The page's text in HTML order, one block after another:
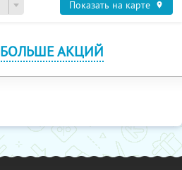
Показать на карте
АКЦИЙ